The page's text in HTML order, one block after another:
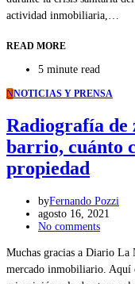
actividad inmobiliaria,…
READ MORE
5 minute read
NNOTICIAS Y PRENSA
Radiografía
barrio, cuánto
propiedad
byFernando Pozzi
agosto 16, 2021
No comments
Muchas gracias a Diario La
mercado inmobiliario. Aquí